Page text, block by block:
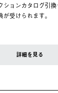
ションカタログ引
が受けられます。
詳細を見る